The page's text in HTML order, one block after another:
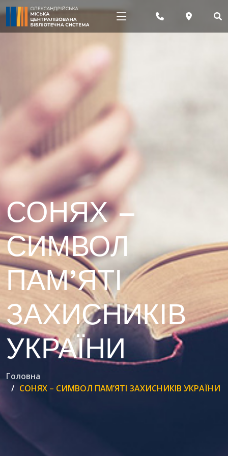
СОНЯХ –
СИМВОЛ
ПАМ’ЯТІ
ЗАХИСНИКІВ
УКРАЇНИ
Головна
СОНЯХ – СИМВОЛ ПАМ’ЯТІ ЗАХИСНИКІВ УКРАЇНИ